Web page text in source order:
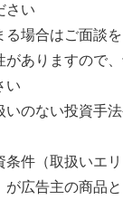
さい
場合はご面談
がありますので
い
のない投資手法
件（取扱いエリ
が広告主の商品